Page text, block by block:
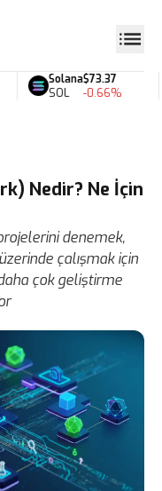
Solana
SOL
$73.37
-0.66%
Nedir? Ne İçin
denemek,
çalışmak için
çok geliştirme